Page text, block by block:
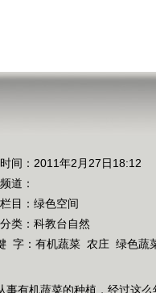
间：2011年2月27日18:12
道：
目： 绿色空间
类：科教台自然
字： 有机蔬菜 农庄 绿色蔬
有机蔬菜的种植，经过这